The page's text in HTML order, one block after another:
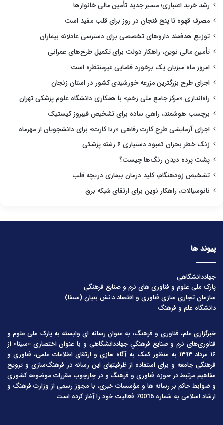
رشد خرید اعتباری؛ مسیر جدید تأمین مالی خانوارها
مصرف قهوه تا پنج فنجان در روز برای قلب مفید است
توزیع هدفمند داروهای تخصصی برای دسترسی عادلانه بیماران
تأمین مالی نوین، راهکار دولت برای تکمیل طرح‌های عمرانی
امروز ماه میزبان یک برخورد فضایی غیرمنتظره است
اجرای طرح بزرگترین مزرعه خورشیدی کشور در استان زنجان
راه‌اندازی «مرکز جامع ملی زخم» با همکاری دانشگاه علوم پزشکی تهران
برچسب هوشمند، راهی ساده برای تشخیص فیبروز کیستیک
اجرای آزمایشی طرح کارت رفاهی «ردا کارت» برای دانشجویان از مهرماه
زنگ خطر بحران کمبود دستیاری ۶ رشته پزشکی
پشت پرده دیدن رنگ‌ها چیست؟
تشخیص زودهنگام، کلید درمان بیماری دریچه قلب
نانوسیالات، راهکار نوین برای ارتقای شبکه برق
پیوند ها
جهاددانشگاهی
پارک ملی علوم و فناوری های نرم و صنایع فرهنگی
سازمان تجاری سازی فناوری و اقتصاد دانش بنیان (ستفا)
دانشگاه علم و فرهنگ
خبرگزاری علم، فناوری و فرهنگ، به عنوان رسانه ای وابسته به پارک ملی علوم و
فناوری‌های نرم و صنایع فرهنگیِ جهاددانشگاهی و با عنوان اختصاری «سینا» از
۱۶ مرداد ۱۳۹۳ به منظور کمک به آگاه سازی و ارتقای اطلاعات علمی، فناوری و
فرهنگی جامعه و برای استفاده از ظرفیتهای این رسانه در فرهنگ‌سازی و ترویج
مفاهیم مرتبط در حوزه فناوری و فرهنگ و در چارچوب مقررات موضوعه کشوری
و ضوابط حاکم بر رسانه ها و مؤسسات خبری، با مجوز رسمی از وزارت فرهنگ و
ارشاد اسلامی به شماره 70016 فعالیت خود را آغاز کرده است.